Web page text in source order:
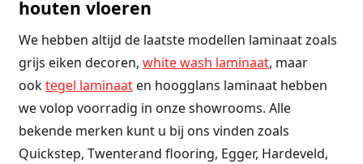
houten vloeren
We hebben altijd de laatste modellen laminaat zoals
grijs eiken decoren, white wash laminaat, maar
ooktegel laminaaten hoogglans laminaat hebben
we volop voorradig in onze showrooms. Alle
bekende merken kunt u bij ons vinden zoals
Quickstep, Twenterand flooring, Egger, Hardeveld,